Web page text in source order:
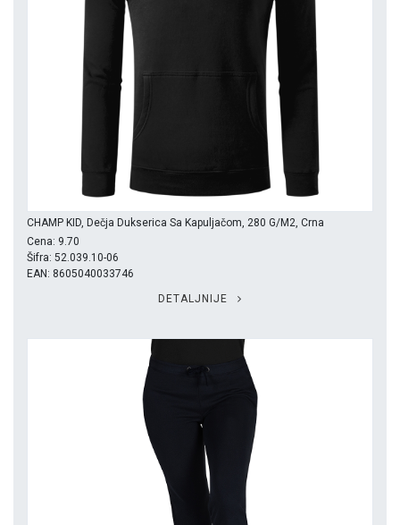
CHAMP KID, Dečja Dukserica Sa Kapuljačom, 280 G/m2, Crna
Cena: 9.70
Šifra: 52.039.10-06
EAN: 8605040033746
DETALJNIJE